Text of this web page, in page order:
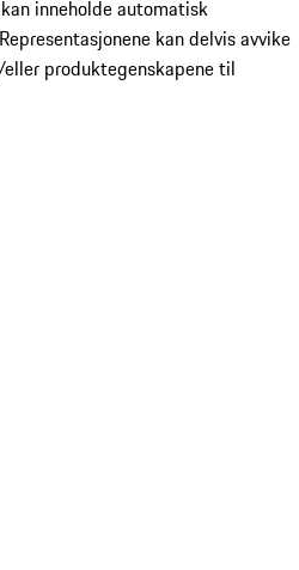
inneholde automatisk
kan delvis avvike
produktegenskapene til